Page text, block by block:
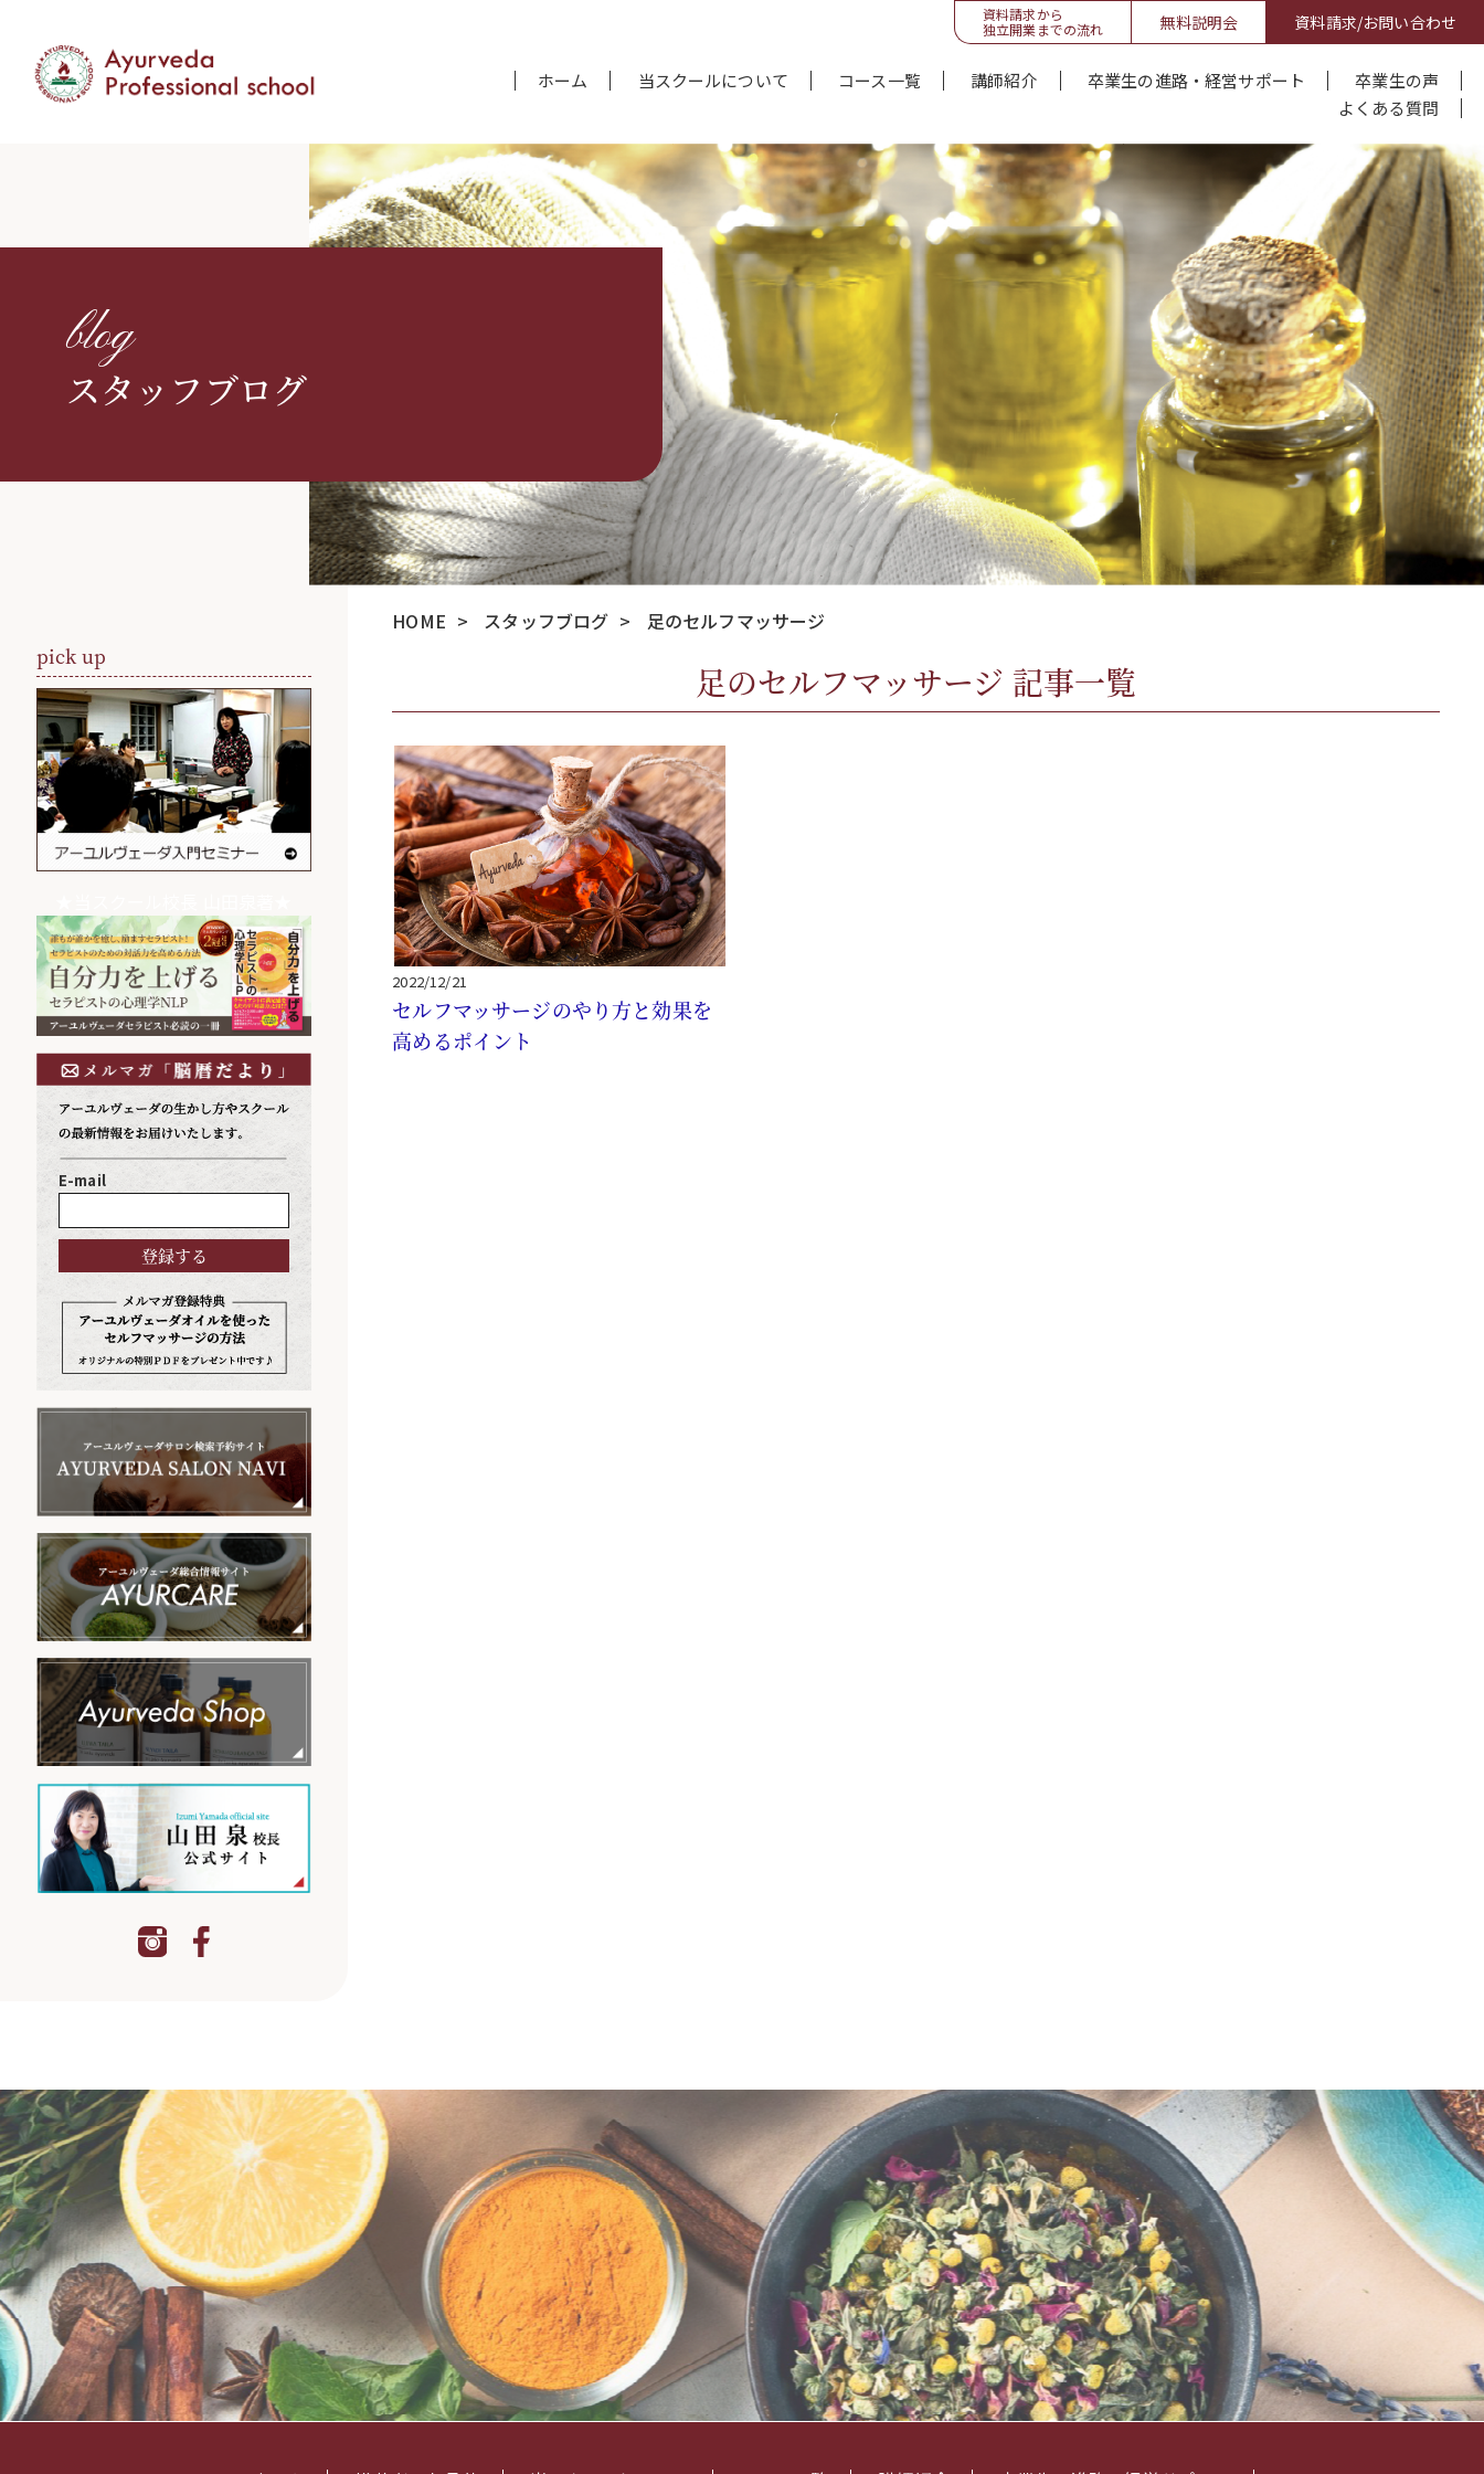
資料請求から
独立開業までの流れ
無料説明会 資料請求/お問い合わせ
ホーム 当スクールについて コース一覧 講師紹介 卒業生の進路・経営サポート
卒業生の声
よくある質問
blog
スタッフブログ
HOME > スタッフブログ > 足のセルフマッサージ
足のセルフマッサージ 記事一覧
2022/12/21
セルフマッサージのやり方と効果を
高めるポイント
pick up
E-mail